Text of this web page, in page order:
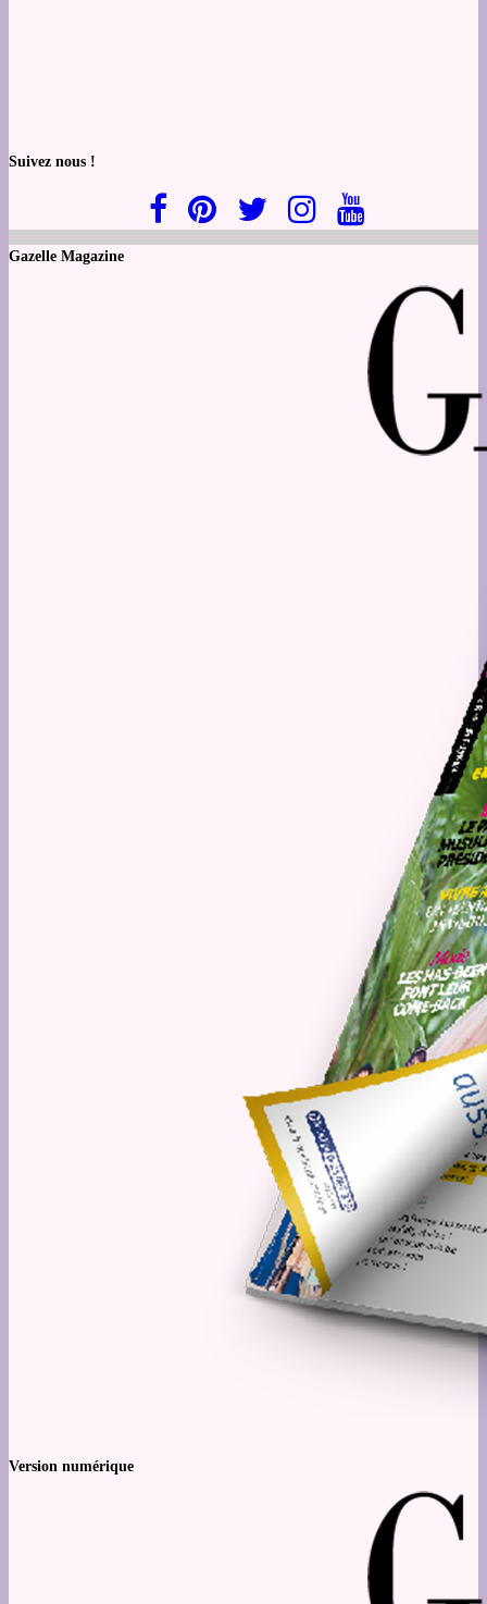
Suivez nous !
Gazelle Magazine
Version numérique